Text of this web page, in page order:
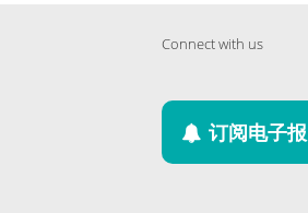
Connect with us
订阅电子报